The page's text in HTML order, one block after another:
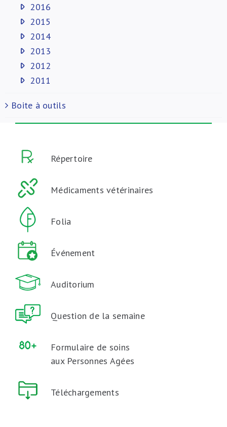
2016
2015
2014
2013
2012
2011
Boite à outils
Répertoire
Médicaments vétérinaires
Folia
Événement
Auditorium
Question de la semaine
Formulaire de soins
aux Personnes Agées
Téléchargements